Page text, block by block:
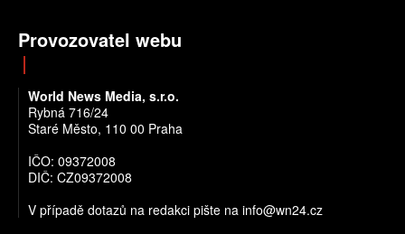
Provozovatel webu
World News Media, s.r.o.
Rybná 716/24
Staré Město, 110 00 Praha
IČO: 09372008
DIČ: CZ09372008
V případě dotazů na redakci pište na info@wn24.cz